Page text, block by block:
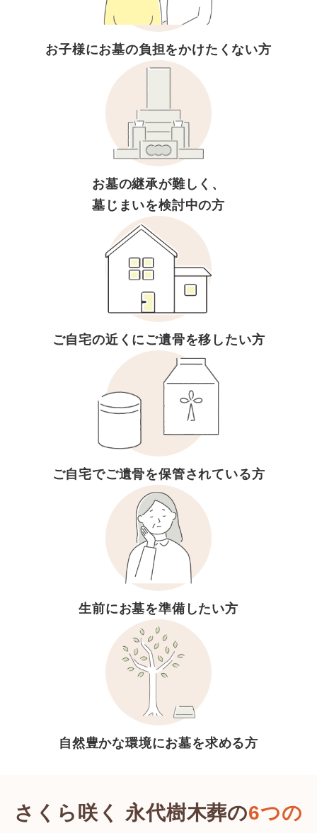
お子様にお墓の負担をかけたくない方
お墓の継承が難しく、
墓じまいを検討中の方
ご自宅の近くに ご遺骨を移したい方
ご自宅でご遺骨を保管されている方
生前にお墓を準備したい方
自然豊かな環境にお墓を求める方
さくら咲く 永代樹木葬の6つの